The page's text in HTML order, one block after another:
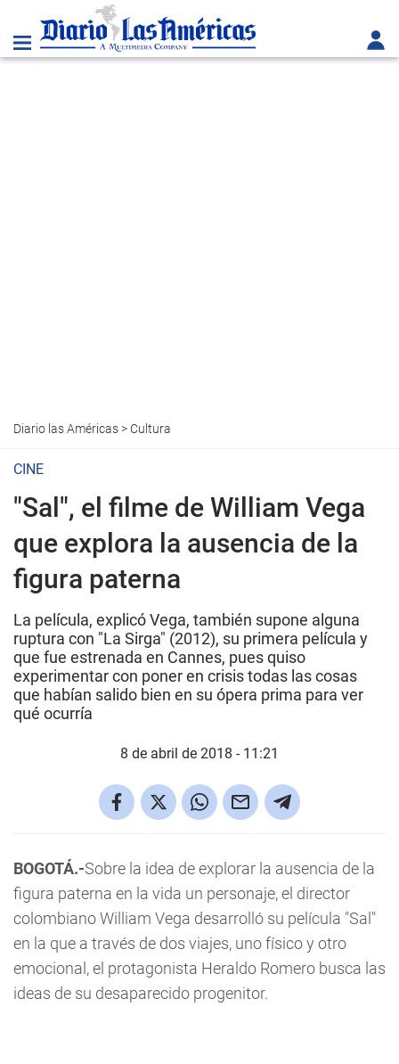
Diario las Américas> Cultura
CINE
"Sal", el filme de William Vega
que explora la ausencia de la
figura paterna
La película, explicó Vega, también supone alguna
ruptura con "La Sirga" (2012), su primera película y
que fue estrenada en Cannes, pues quiso
experimentar con poner en crisis todas las cosas
que habían salido bien en su ópera prima para ver
qué ocurría
8 de abril de 2018 - 11:21
BOGOTÁ.-Sobre la idea de explorar la ausencia de la
figura paterna en la vida un personaje, el director
colombiano William Vega desarrolló su película "Sal"
en la que a través de dos viajes, uno físico y otro
emocional, el protagonista Heraldo Romero busca las
ideas de su desaparecido progenitor.